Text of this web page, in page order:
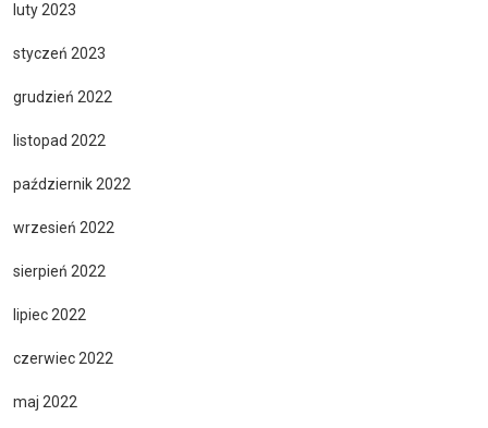
luty 2023
styczeń 2023
grudzień 2022
listopad 2022
październik 2022
wrzesień 2022
sierpień 2022
lipiec 2022
czerwiec 2022
maj 2022